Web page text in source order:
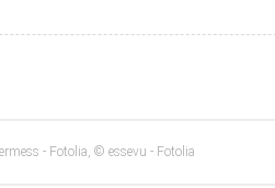
- Fotolia, © essevu - Fotolia